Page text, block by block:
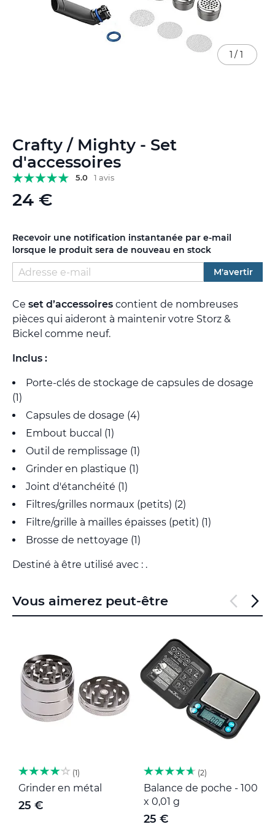
Crafty / Mighty - Set
d'accessoires
5.0 1 avis
24 €
Recevoir une notification instantanée par e-mail
lorsque le produit sera de nouveau en stock
M'avertir
Ce set d’accessoires contient de nombreuses
pièces qui aideront à maintenir votre Storz &
Bickel comme neuf.
Inclus :
Porte-clés de stockage de capsules de dosage
(1)
Capsules de dosage (4)
Embout buccal (1)
Outil de remplissage (1)
Grinder en plastique (1)
Joint d'étanchéité (1)
Filtres/grilles normaux (petits) (2)
Filtre/grille à mailles épaisses (petit) (1)
Brosse de nettoyage (1)
Destiné à être utilisé avec : .
1 / 1
to
the
beginning
of
the
images
Vous aimerez peut-être
1
Grinder en métal
25 €
2
Balance de poche - 100
x 0,01 g
25 €